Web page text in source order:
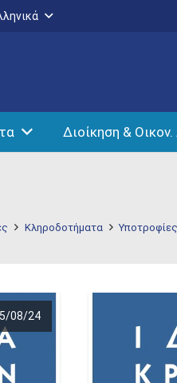
Διοίκηση &
Κληροδοτήματα
08/24